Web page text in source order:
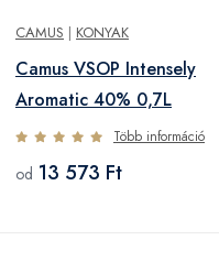
CAMUS | KONYAK
Camus VSOP Intensely
Aromatic 40% 0,7L
Több információ
od 13 573 Ft